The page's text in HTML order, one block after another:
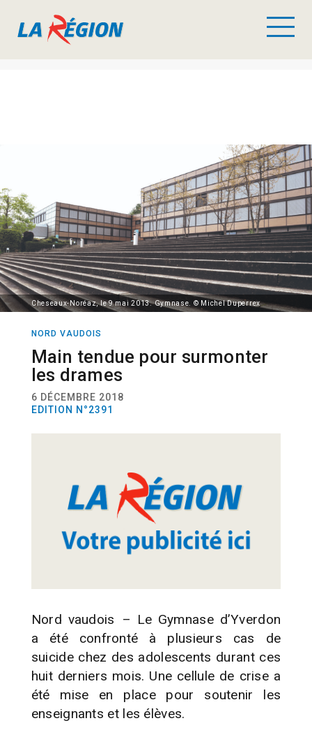
Cheseaux-Noréaz, le 9 mai 2013. Gymnase. © Michel Duperrex
NORD VAUDOIS
Main tendue pour surmonter
les drames
6 DÉCEMBRE 2018
EDITION N°2391
Nord vaudois – Le Gymnase d’Yverdon
a été confronté à plusieurs cas de
suicide chez des adolescents durant ces
huit derniers mois. Une cellule de crise a
été mise en place pour soutenir les
enseignants et les élèves.